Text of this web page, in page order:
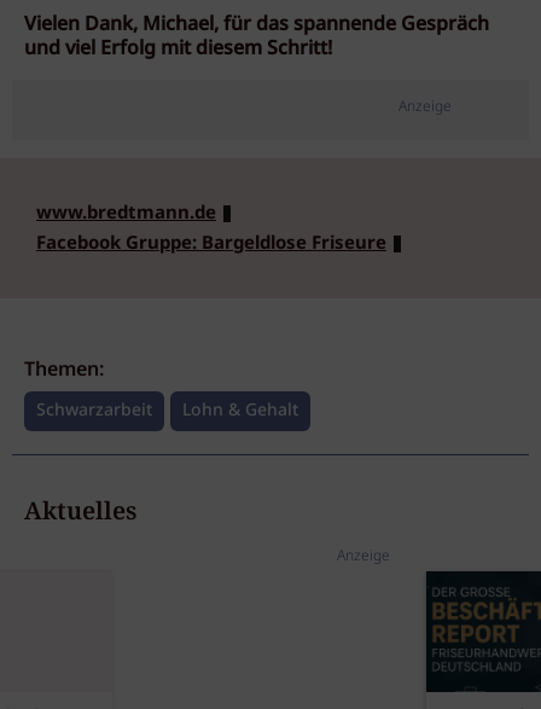
Vielen Dank, Michael, für das spannende Gespräch
und viel Erfolg mit diesem Schritt!
Anzeige
www.bredtmann.de
Facebook Gruppe: Bargeldlose Friseure
Themen:
Schwarzarbeit Lohn & Gehalt
Aktuelles
Anzeige